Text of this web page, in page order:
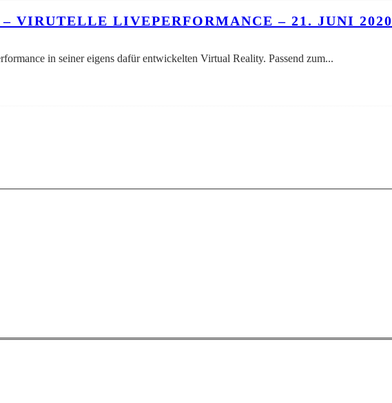
VIRUTELLE LIVEPERFORMANCE – 21. JUNI 2020
in seiner eigens dafür entwickelten Virtual Reality. Passend zum...